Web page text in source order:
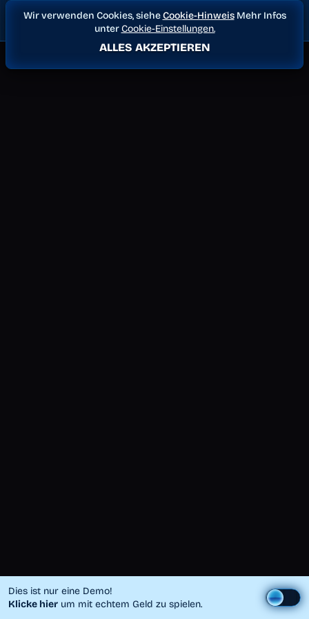
Dies ist nur eine Demo!
Klicke hier um mit echtem Geld zu spielen.
Wir verwenden Cookies, sieheCookie-HinweisMehr Infos
unterCookie-Einstellungen.
ALLES AKZEPTIEREN